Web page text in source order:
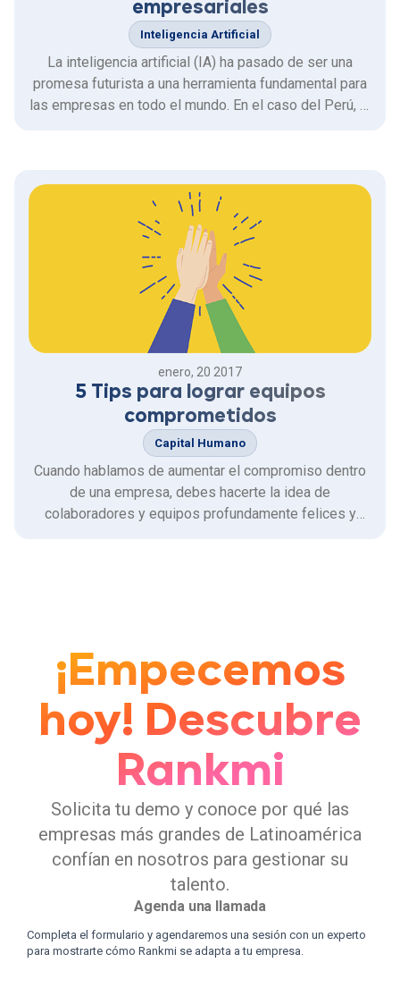
empresariales
Inteligencia Artificial
La inteligencia artificial (IA) ha pasado de ser una
promesa futurista a una herramienta fundamental para
las empresas en todo el mundo. En el caso del Perú, la
los modelos …
enero, 20 2017
5 Tips para lograr equipos
comprometidos
Capital Humano
Cuando hablamos de aumentar el compromiso dentro
de una empresa, debes hacerte la idea de
colaboradores y equipos profundamente felices y
¡Empecemos
hoy! Descubre
Rankmi
Solicita tu demo y conoce por qué las
empresas más grandes de Latinoamérica
confían en nosotros para gestionar su
talento.
Agenda una llamada
Completa el formulario y agendaremos una sesión con un experto
para mostrarte cómo Rankmi se adapta a tu empresa.